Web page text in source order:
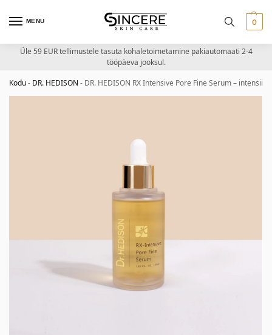
MENU 0
Üle 59 EUR tellimustele tasuta kohaletoimetamine pakiautomaati 2-4
tööpäeva jooksul.
Kodu- DR. HEDISON - DR. HEDISON RX Intensive Pore Fine Serum –